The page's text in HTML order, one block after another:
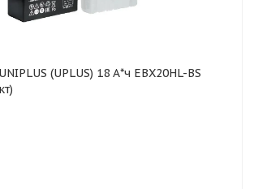
(UPLUS) 18 А*ч EBX20HL-BS